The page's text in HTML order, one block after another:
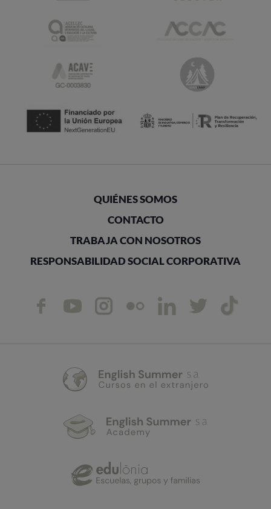
QUIÉNES SOMOS
CONTACTO
TRABAJA CON NOSOTROS
RESPONSABILIDAD SOCIAL CORPORATIVA